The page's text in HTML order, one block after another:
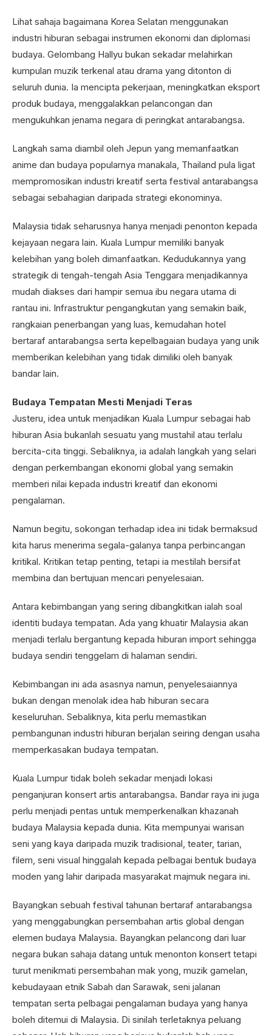
Lihat sahaja bagaimana Korea Selatan menggunakan
industri hiburan sebagai instrumen ekonomi dan diplomasi
budaya. Gelombang Hallyu bukan sekadar melahirkan
kumpulan muzik terkenal atau drama yang ditonton di
seluruh dunia. Ia mencipta pekerjaan, meningkatkan eksport
produk budaya, menggalakkan pelancongan dan
mengukuhkan jenama negara di peringkat antarabangsa.
Langkah sama diambil oleh Jepun yang memanfaatkan
anime dan budaya popularnya manakala, Thailand pula ligat
mempromosikan industri kreatif serta festival antarabangsa
sebagai sebahagian daripada strategi ekonominya.
Malaysia tidak seharusnya hanya menjadi penonton kepada
kejayaan negara lain. Kuala Lumpur memiliki banyak
kelebihan yang boleh dimanfaatkan. Kedudukannya yang
strategik di tengah-tengah Asia Tenggara menjadikannya
mudah diakses dari hampir semua ibu negara utama di
rantau ini. Infrastruktur pengangkutan yang semakin baik,
rangkaian penerbangan yang luas, kemudahan hotel
bertaraf antarabangsa serta kepelbagaian budaya yang unik
memberikan kelebihan yang tidak dimiliki oleh banyak
bandar lain.
Budaya Tempatan Mesti Menjadi Teras
Justeru, idea untuk menjadikan Kuala Lumpur sebagai hab
hiburan Asia bukanlah sesuatu yang mustahil atau terlalu
bercita-cita tinggi. Sebaliknya, ia adalah langkah yang selari
dengan perkembangan ekonomi global yang semakin
memberi nilai kepada industri kreatif dan ekonomi
pengalaman.
Namun begitu, sokongan terhadap idea ini tidak bermaksud
kita harus menerima segala-galanya tanpa perbincangan
kritikal. Kritikan tetap penting, tetapi ia mestilah bersifat
membina dan bertujuan mencari penyelesaian.
Antara kebimbangan yang sering dibangkitkan ialah soal
identiti budaya tempatan. Ada yang khuatir Malaysia akan
menjadi terlalu bergantung kepada hiburan import sehingga
budaya sendiri tenggelam di halaman sendiri.
Kebimbangan ini ada asasnya namun, penyelesaiannya
bukan dengan menolak idea hab hiburan secara
keseluruhan. Sebaliknya, kita perlu memastikan
pembangunan industri hiburan berjalan seiring dengan usaha
memperkasakan budaya tempatan.
Kuala Lumpur tidak boleh sekadar menjadi lokasi
penganjuran konsert artis antarabangsa. Bandar raya ini juga
perlu menjadi pentas untuk memperkenalkan khazanah
budaya Malaysia kepada dunia. Kita mempunyai warisan
seni yang kaya daripada muzik tradisional, teater, tarian,
filem, seni visual hinggalah kepada pelbagai bentuk budaya
moden yang lahir daripada masyarakat majmuk negara ini.
Bayangkan sebuah festival tahunan bertaraf antarabangsa
yang menggabungkan persembahan artis global dengan
elemen budaya Malaysia. Bayangkan pelancong dari luar
negara bukan sahaja datang untuk menonton konsert tetapi
turut menikmati persembahan mak yong, muzik gamelan,
kebudayaan etnik Sabah dan Sarawak, seni jalanan
tempatan serta pelbagai pengalaman budaya yang hanya
boleh ditemui di Malaysia. Di sinilah terletaknya peluang